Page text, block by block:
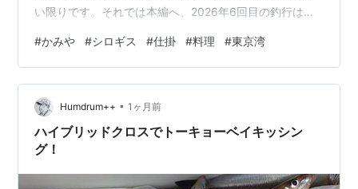
い限りです。それでは本編へ、2026年6回目の釣行は梅
や」さんへシロギス釣りに計5名で訪問。マダコにアナゴ
と船宿さんの金看板が大盛況な中、少し落ち着くタイミ
ングを見計らってお願いしたショート便のリクエスト乗
合船です。過去2年間の釣行を振り返り、今回は正月に頂
いたシロギス竿で1本竿、浅めの水深想定で天秤仕掛け。
天秤も久々に購入した線径細めのモノを…
#かみや #シロギス #仕掛 #料理 #東京湾
Humdrum++ • 1ヶ月前
ハイブリッドクロスでトーキョーベイキッシン
グ！